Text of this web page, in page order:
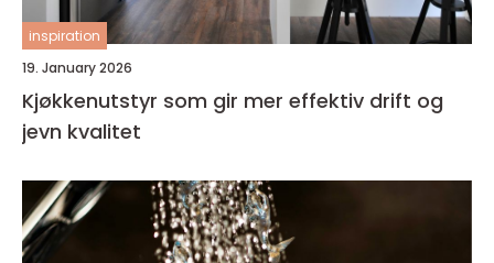
inspiration
19. January 2026
Kjøkkenutstyr som gir mer effektiv drift og
jevn kvalitet